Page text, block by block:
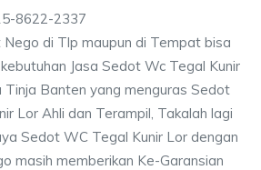
8622-2337
di Tlp maupun di Tempat bisa
Jasa Sedot Wc Tegal Kunir
Tinja Banten yang menguras Sedot
Lor Ahli dan Terampil, Takalah lagi
Sedot WC Tegal Kunir Lor dengan
masih memberikan Ke-Garansian